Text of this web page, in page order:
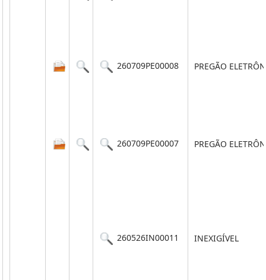
260709PE00008 PREGÃO
260709PE00007 PREGÃO
260526IN00011 INEXIGÍVEL